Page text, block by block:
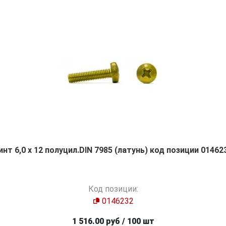
6,0 х 12 полуцил.DIN 7985 (латунь) код позиции
Код позиции:
0146232
1 516.00 руб / 100 шт